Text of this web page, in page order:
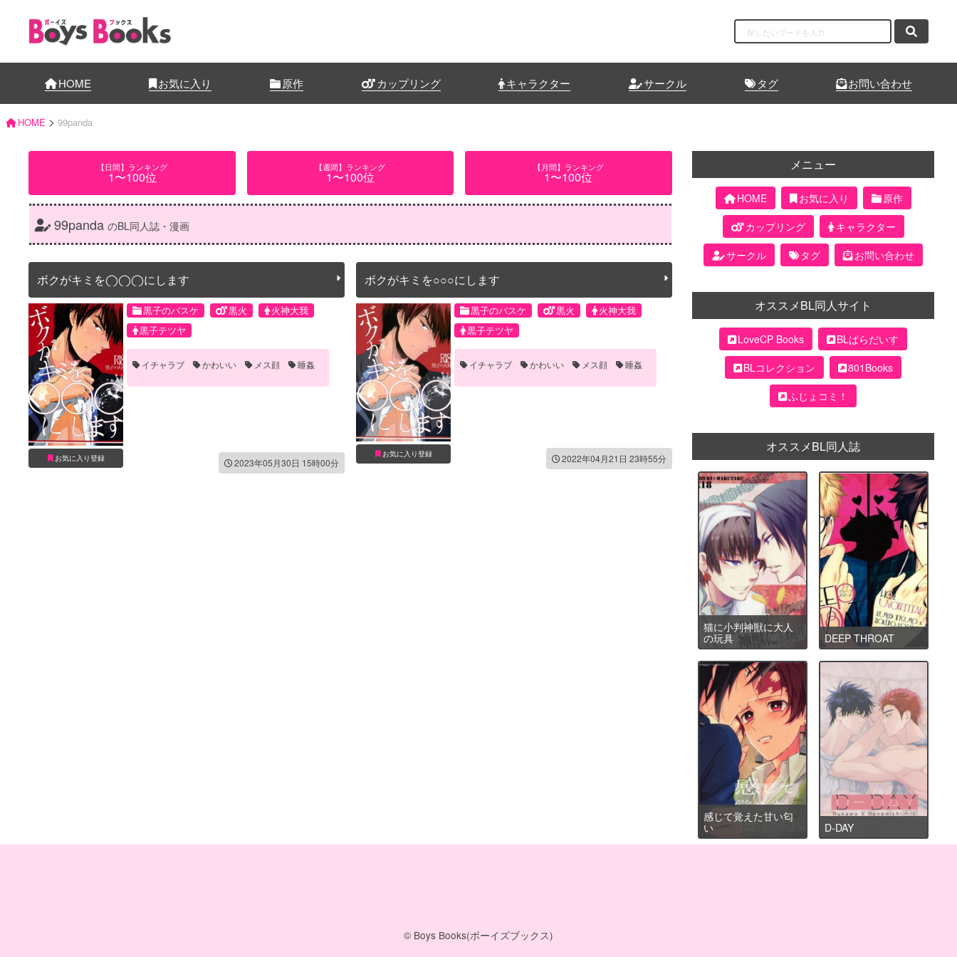
HOME お気に入り 原作 カップリング キャラクター サークル タグ お問い合わせ
HOME > 99panda
【日間】ランキング
1〜100位
【週間】ランキング
1〜100位
【月間】ランキング
1〜100位
99pandaのBL同人誌・漫画
ボクがキミを◯◯◯にします
お気に入り登録
黒子のバスケ 黒火
火神大我
黒子テツヤ
イチャラブ かわいい メス顔 睡姦
2023年05月30日 15時00分
ボクがキミを○○○にします
お気に入り登録
黒子のバスケ 黒火
火神大我
黒子テツヤ
イチャラブ かわいい メス顔 睡姦
2022年04月21日 23時55分
メニュー
HOME お気に入り
原作
カップリング
キャラクター
サークル
タグ お問い合わせ
オススメBL同人サイト
LoveCP Books
BLぱらだいす
BLコレクション
801Books
ふじょコミ！
オススメBL同人誌
猫に小判神獣に大人
の玩具
DEEP THROAT
感じて覚えた甘い匂
い
D-DAY
© Boys Books(ボーイズブックス)